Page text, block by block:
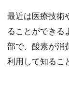
最近は医療技術
ることができる
部で、酸素が消
利用して知るこ